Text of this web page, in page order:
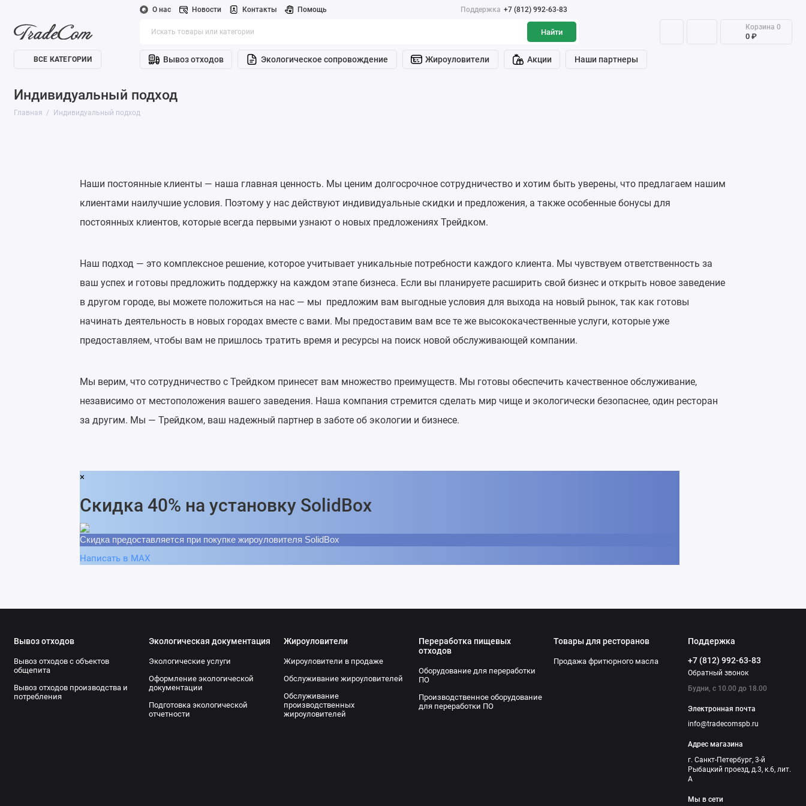
О нас Новости Контакты Помощь Поддержка +7 (812) 992-63-83
Найти
Корзина 0
0 ₽
ВСЕ КАТЕГОРИИ Вывоз отходов Экологическое сопровождение Жироуловители Акции Наши партнеры
Индивидуальный подход
Главная Индивидуальный подход
Наши постоянные клиенты — наша главная ценность. Мы ценим долгосрочное сотрудничество и хотим быть уверены, что предлагаем нашим
клиентами наилучшие условия. Поэтому у нас действуют индивидуальные скидки и предложения, а также особенные бонусы для
постоянных клиентов, которые всегда первыми узнают о новых предложениях Трейдком.
Наш подход — это комплексное решение, которое учитывает уникальные потребности каждого клиента. Мы чувствуем ответственность за
ваш успех и готовы предложить поддержку на каждом этапе бизнеса. Если вы планируете расширить свой бизнес и открыть новое заведение
в другом городе, вы можете положиться на нас — мы предложим вам выгодные условия для выхода на новый рынок, так как готовы
начинать деятельность в новых городах вместе с вами. Мы предоставим вам все те же высококачественные услуги, которые уже
предоставляем, чтобы вам не пришлось тратить время и ресурсы на поиск новой обслуживающей компании.
Мы верим, что сотрудничество с Трейдком принесет вам множество преимуществ. Мы готовы обеспечить качественное обслуживание,
независимо от местоположения вашего заведения. Наша компания стремится сделать мир чище и экологически безопаснее, один ресторан
за другим. Мы — Трейдком, ваш надежный партнер в заботе об экологии и бизнесе.
×
Скидка 40% на установку SolidBox
Скидка предоставляется при покупке жироуловителя SolidBox
Написать в MAX
Вывоз отходов
Вывоз отходов с объектов
общепита
Вывоз отходов производства и
потребления
Экологическая документация
Экологические услуги
Оформление экологической
документации
Подготовка экологической
отчетности
Жироуловители
Жироуловители в продаже
Обслуживание жироуловителей
Обслуживание
производственных
жироуловителей
Переработка пищевых
отходов
Оборудование для переработки
ПО
Производственное оборудование
для переработки ПО
Товары для ресторанов
Продажа фритюрного масла
Поддержка
+7 (812) 992-63-83
Обратный звонок
Будни, с 10.00 до 18.00
Электронная почта
info@tradecomspb.ru
Адрес магазина
г. Санкт-Петербург, 3-й
Рыбацкий проезд, д.3, к.6, лит.
А
Мы в сети